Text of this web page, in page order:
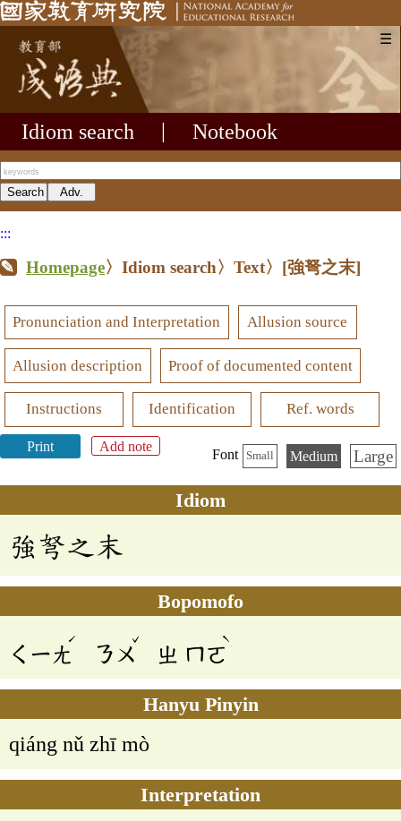
☰
Idiom search Notebook
:::
Homepage〉Idiom search〉Text〉 [強弩之末]
Pronunciation and Interpretation Allusion source
Allusion description Proof of documented content
Instructions Identification Ref. words
Print Add note
Font Small Medium Large
Idiom
強弩之末
Bopomofo
ㄑㄧㄤ
ˊ
ㄋㄨ
ˇ
ㄓ ㄇㄛ
ˋ
Hanyu Pinyin
qiáng nǔ zhī mò
Interpretation